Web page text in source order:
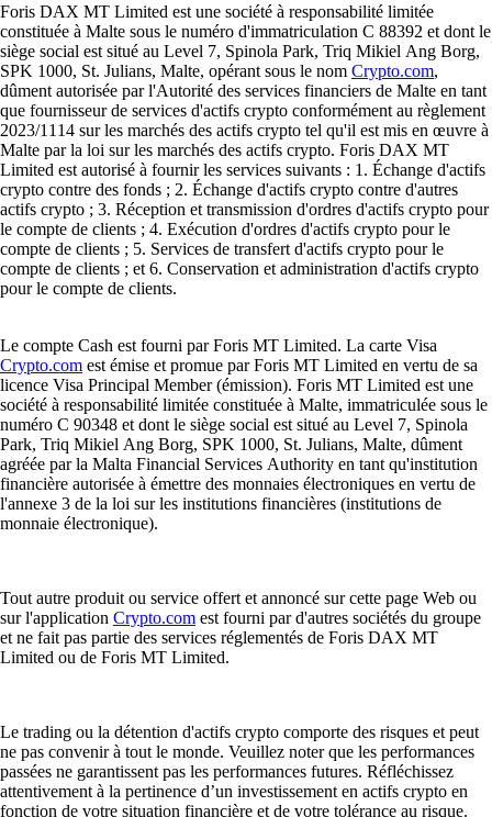
Foris DAX MT Limited est une société à responsabilité limitée
constituée à Malte sous le numéro d'immatriculation C 88392 et dont le
siège social est situé au Level 7, Spinola Park, Triq Mikiel Ang Borg,
SPK 1000, St. Julians, Malte, opérant sous le nom Crypto.com,
dûment autorisée par l'Autorité des services financiers de Malte en tant
que fournisseur de services d'actifs crypto conformément au règlement
2023/1114 sur les marchés des actifs crypto tel qu'il est mis en œuvre à
Malte par la loi sur les marchés des actifs crypto. Foris DAX MT
Limited est autorisé à fournir les services suivants : 1. Échange d'actifs
crypto contre des fonds ; 2. Échange d'actifs crypto contre d'autres
actifs crypto ; 3. Réception et transmission d'ordres d'actifs crypto pour
le compte de clients ; 4. Exécution d'ordres d'actifs crypto pour le
compte de clients ; 5. Services de transfert d'actifs crypto pour le
compte de clients ; et 6. Conservation et administration d'actifs crypto
pour le compte de clients.
Le compte Cash est fourni par Foris MT Limited. La carte Visa
Crypto.com est émise et promue par Foris MT Limited en vertu de sa
licence Visa Principal Member (émission). Foris MT Limited est une
société à responsabilité limitée constituée à Malte, immatriculée sous le
numéro C 90348 et dont le siège social est situé au Level 7, Spinola
Park, Triq Mikiel Ang Borg, SPK 1000, St. Julians, Malte, dûment
agréée par la Malta Financial Services Authority en tant qu'institution
financière autorisée à émettre des monnaies électroniques en vertu de
l'annexe 3 de la loi sur les institutions financières (institutions de
monnaie électronique).
Tout autre produit ou service offert et annoncé sur cette page Web ou
sur l'application Crypto.com est fourni par d'autres sociétés du groupe
et ne fait pas partie des services réglementés de Foris DAX MT
Limited ou de Foris MT Limited.
Le trading ou la détention d'actifs crypto comporte des risques et peut
ne pas convenir à tout le monde. Veuillez noter que les performances
passées ne garantissent pas les performances futures. Réfléchissez
attentivement à la pertinence d’un investissement en actifs crypto en
fonction de votre situation financière et de votre tolérance au risque.